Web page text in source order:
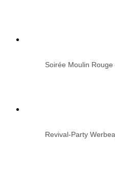
Soirée Moulin
Revival-Party